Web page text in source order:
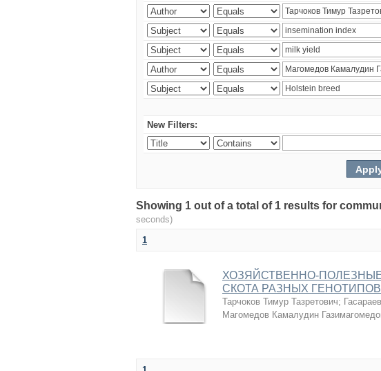
New Filters:
Showing 1 out of a total of 1 results for
seconds)
1
ХОЗЯЙСТВЕННО-
СКОТА РАЗНЫХ ГЕНОТИПОВ
Тарчоков Тимур Тазретович;
Магомедов Камалудин